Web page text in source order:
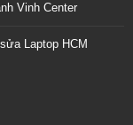
Vinh Center
Laptop HCM